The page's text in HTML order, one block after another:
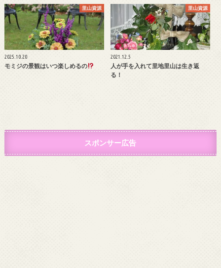
里山資源
2025.10.20
モミジの景観はいつ楽しめるの
里山資源
2021.12.5
人が手を入れて里地里山は生き返
る！
スポンサー広告